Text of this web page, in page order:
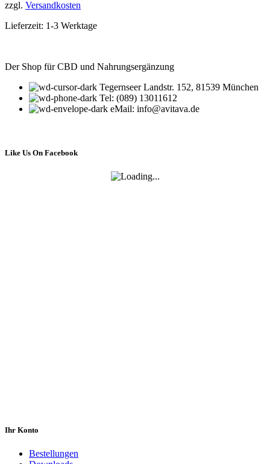
zzgl. Versandkosten
Lieferzeit: 1-3 Werktage
Der Shop für CBD und Nahrungsergänzung
Tegernseer Landstr. 152, 81539 München
Tel: (089) 13011612
eMail: info@avitava.de
Like Us On Facebook
Ihr Konto
Bestellungen